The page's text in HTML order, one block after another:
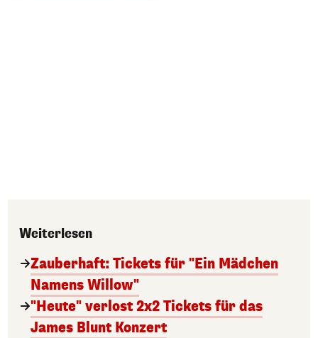
Weiterlesen
Zauberhaft: Tickets für "Ein Mädchen
Namens Willow"
"Heute" verlost 2x2 Tickets für das
James Blunt Konzert